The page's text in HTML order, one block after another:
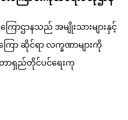
ာဌာနသည် အမျိုးသားများနှင့်
ော ဆိုင်ရာ လက္ခဏာများကို
ာတာရှည်တိုင်ပင်ရေးကု